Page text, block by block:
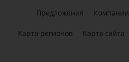
Предложения Компании
Карта регионов Карта сайта